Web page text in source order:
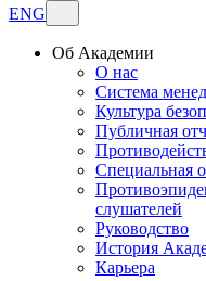
ENG
Об Академии
О нас
Система
Культура
Публичная
Специальная
слушателей
Руководство
История
Карьера